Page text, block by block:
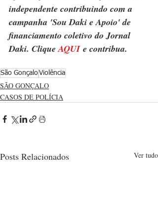
independente contribuindo com a
campanha 'Sou Daki e Apoio' de
financiamento coletivo do Jornal
Daki. Clique AQUI e contribua.
São GonçaloViolência
SÃO GONÇALO
CASOS DE POLÍCIA
Posts Relacionados Ver tudo